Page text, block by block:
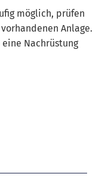
möglich, prüfen
Anlage.
Nachrüstung